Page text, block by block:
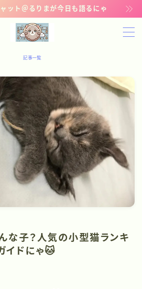
ット＠るりまが今日も語るにゃ
記事一覧
な子？人気の小型猫ランキ
イドにゃ🐱